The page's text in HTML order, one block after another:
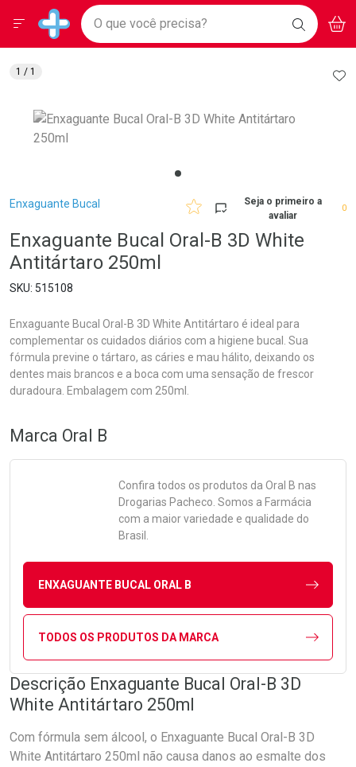
Drogarias Pacheco
Baixe nosso APP e aproveite Ofertas Exclusivas!
BAIXE
O APP
Ir direto para a home
pela página
Ir direto para o conteúdo
Ir direto para a busca
Ir direto para a conta
Ir direto para a notificações
Ir direto para o carrinho
Ir direto para o menu
Faça a sua busca
O que você precisa? BUSCAR
Menu
Breadcrumb
Enxaguante Bucal
Seja o primeiro a
avaliar
0
Enxaguante Bucal Oral-B 3D White
Antitártaro 250ml
515108
Enxaguante Bucal Oral-B 3D White Antitártaro é ideal para
complementar os cuidados diários com a higiene bucal. Sua
fórmula previne o tártaro, as cáries e mau hálito, deixando os
dentes mais brancos e a boca com uma sensação de frescor
duradoura. Embalagem com 250ml.
1 / 1
Marca Oral B
Confira todos os produtos da Oral B nas
Drogarias Pacheco. Somos a Farmácia
com a maior variedade e qualidade do
Brasil.
ENXAGUANTE BUCAL ORAL B
TODOS OS PRODUTOS DA MARCA
Descrição Enxaguante Bucal Oral-B 3D
White Antitártaro 250ml
Com fórmula sem álcool, o Enxaguante Bucal Oral-B 3D
White Antitártaro 250ml não causa danos ao esmalte dos